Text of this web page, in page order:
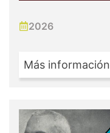
2026
Más información